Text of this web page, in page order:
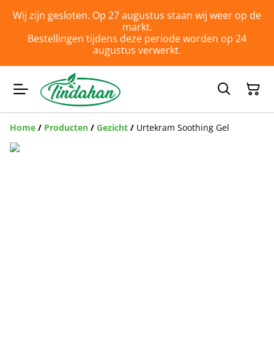
Wij zijn gesloten. Op 27 augustus staan wij weer op de
markt.
Bestellingen tijdens deze periode worden op 24
augustus verwerkt.
Home / Producten / Gezicht / Urtekram Soothing Gel